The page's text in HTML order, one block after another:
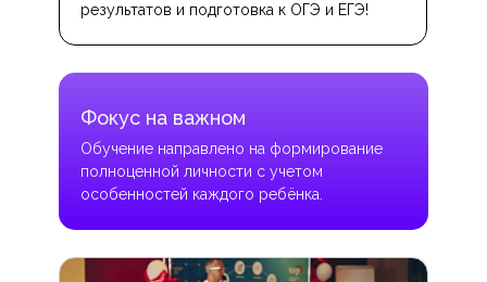
Фокус на важном
Обучение направлено на формирование
полноценной личности с учетом
особенностей каждого ребёнка.
результатов и подготовка к ОГЭ и ЕГЭ!